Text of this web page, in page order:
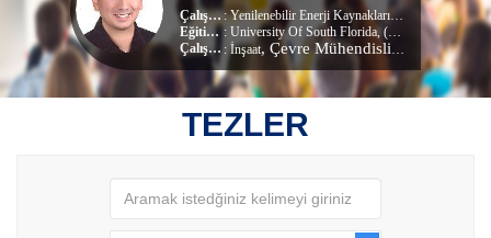
Çalışma Alanları:Yenilenebilir Enerji Kaynakları,Biyoteknoloji ,
Eğitim Durumu
: University Of South Florida, (Doktora)
Çalıştığı Birim :İnşaat, Çevre Mühendisliği Bölümü
TEZLER